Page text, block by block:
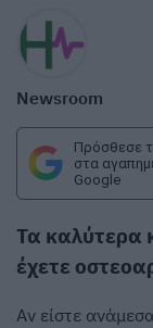
Newsroom
Πρόσθεσε
στα
Google
Τα καλύτερα
έχετε
Αν είστε